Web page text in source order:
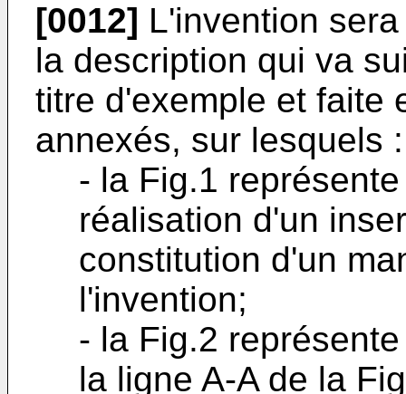
[0012] L'invention
la description qui va
titre d'exemple et faite
annexés, sur lesquels :
- la Fig.1
réalisation d'un
constitution d'un
l'invention;
- la Fig.2
la ligne A-A de la